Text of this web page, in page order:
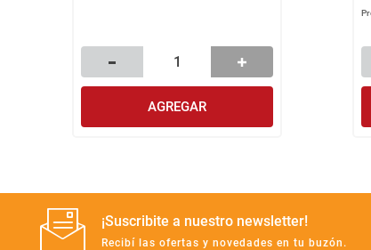
AGREGAR
¡Suscribite a nuestro newsletter!
Recibí las ofertas y novedades en tu buzón.